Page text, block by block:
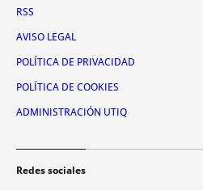
RSS
AVISO LEGAL
POLÍTICA DE PRIVACIDAD
POLÍTICA DE COOKIES
ADMINISTRACIÓN UTIQ
Redes sociales